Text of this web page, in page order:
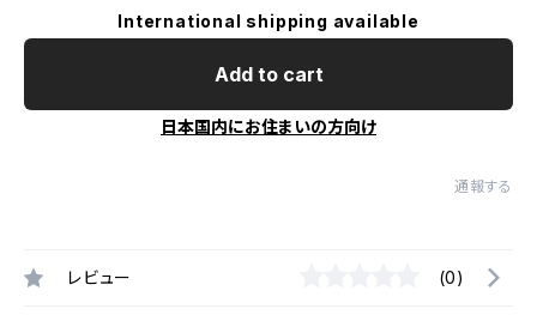
International shipping available
Add to cart
日本国内にお住まいの方向け
通報する
レビュー (0)